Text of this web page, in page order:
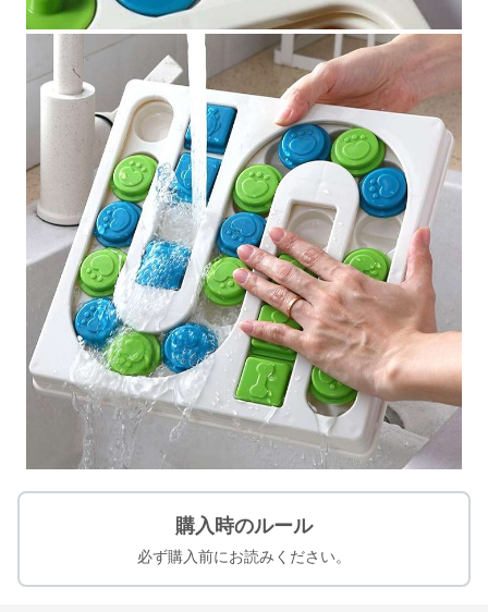
購入時のルール
必ず購入前にお読みください。